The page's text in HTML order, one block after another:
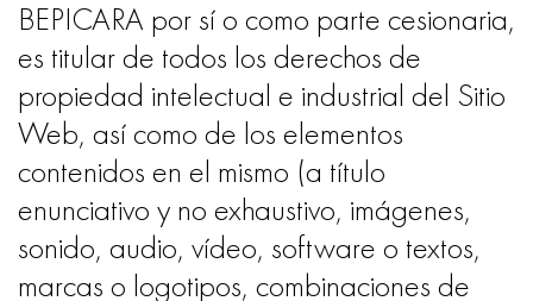
BEPICARA por sí o como parte cesionaria,
es titular de todos los derechos de
propiedad intelectual e industrial del Sitio
Web, así como de los elementos
contenidos en el mismo (a título
enunciativo y no exhaustivo, imágenes,
sonido, audio, vídeo, software o textos,
marcas o logotipos, combinaciones de